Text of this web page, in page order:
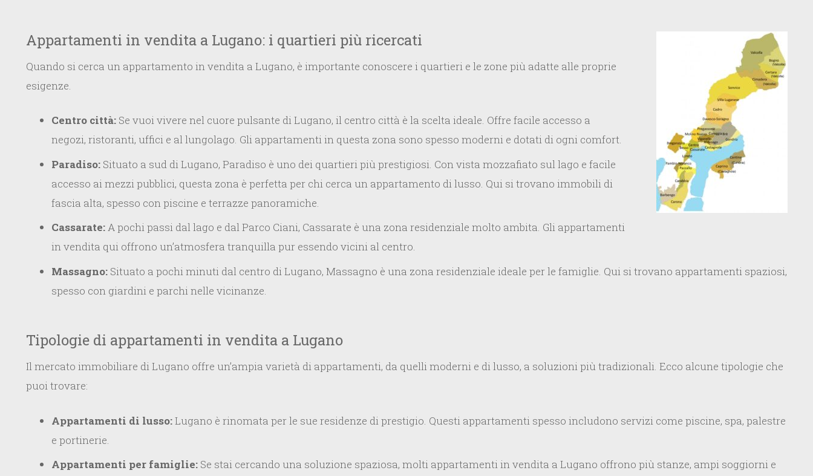
Appartamenti in vendita a Lugano: i quartieri più ricercati
Quando si cerca un appartamento in vendita a Lugano, è importante conoscere i quartieri e le zone più adatte alle proprie
esigenze.
Centro città: Se vuoi vivere nel cuore pulsante di Lugano, il centro città è la scelta ideale. Offre facile accesso a
negozi, ristoranti, uffici e al lungolago. Gli appartamenti in questa zona sono spesso moderni e dotati di ogni comfort.
Paradiso: Situato a sud di Lugano, Paradiso è uno dei quartieri più prestigiosi. Con vista mozzafiato sul lago e facile
accesso ai mezzi pubblici, questa zona è perfetta per chi cerca un appartamento di lusso. Qui si trovano immobili di
fascia alta, spesso con piscine e terrazze panoramiche.
Cassarate:A pochi passi dal lago e dal Parco Ciani, Cassarate è una zona residenziale molto ambita. Gli appartamenti
in vendita qui offrono un’atmosfera tranquilla pur essendo vicini al centro.
Massagno: Situato a pochi minuti dal centro di Lugano, Massagno è una zona residenziale ideale per le famiglie. Qui si trovano appartamenti spaziosi,
spesso con giardini e parchi nelle vicinanze.
Tipologie di appartamenti in vendita a Lugano
Il mercato immobiliare di Lugano offre un’ampia varietà di appartamenti, da quelli moderni e di lusso, a soluzioni più tradizionali. Ecco alcune tipologie che
puoi trovare:
Appartamenti di lusso:Lugano è rinomata per le sue residenze di prestigio. Questi appartamenti spesso includono servizi come piscine, spa, palestre
e portinerie.
Appartamenti per famiglie: Se stai cercando una soluzione spaziosa, molti appartamenti in vendita a Lugano offrono più stanze, ampi soggiorni e